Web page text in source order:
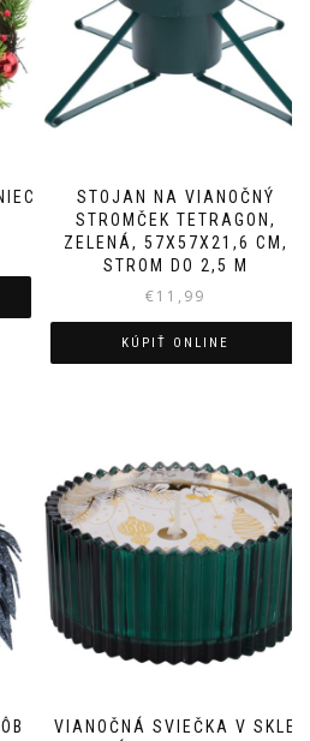
STOJAN NA VIANOČNÝ
STROMČEK TETRAGON,
ZELENÁ, 57X57X21,6 CM,
STROM DO 2,5 M
€11,99
KÚPIŤ ONLINE
VIANOČNÁ SVIEČKA V SKLE